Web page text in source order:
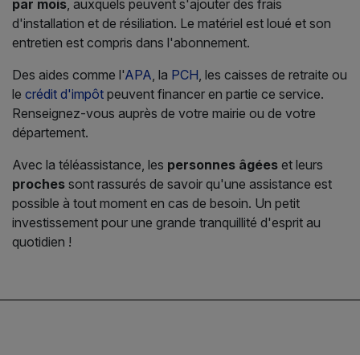
par mois, auxquels peuvent s'ajouter des frais
d'installation et de résiliation. Le matériel est loué et son
entretien est compris dans l'abonnement.
Des aides comme l'APA, la PCH, les caisses de retraite ou
le crédit d'impôt peuvent financer en partie ce service.
Renseignez-vous auprès de votre mairie ou de votre
département.
Avec la téléassistance, les personnes âgées et leurs
proches sont rassurés de savoir qu'une assistance est
possible à tout moment en cas de besoin. Un petit
investissement pour une grande tranquillité d'esprit au
quotidien !